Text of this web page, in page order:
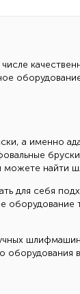
а именно
можете
для себя